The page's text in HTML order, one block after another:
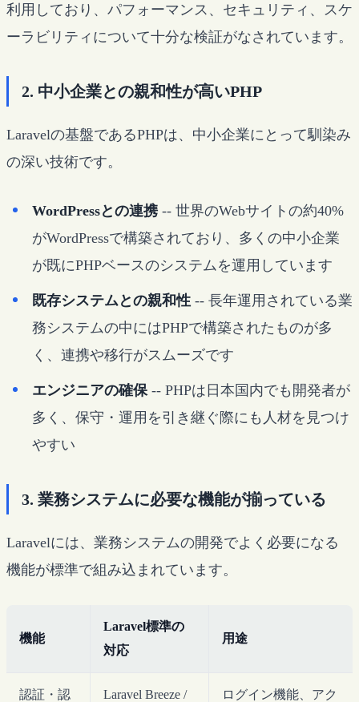
利用しており、パフォーマンス、セキュリティ、スケ
ーラビリティについて十分な検証がなされています。
2. 中小企業との親和性が高いPHP
Laravelの基盤であるPHPは、中小企業にとって馴染み
の深い技術です。
WordPressとの連携-- 世界のWebサイトの約40%
がWordPressで構築されており、多くの中小企業
が既にPHPベースのシステムを運用しています
既存システムとの親和性 -- 長年運用されている業
務システムの中にはPHPで構築されたものが多
く、連携や移行がスムーズです
エンジニアの確保 -- PHPは日本国内でも開発者が
多く、保守・運用を引き継ぐ際にも人材を見つけ
やすい
3. 業務システムに必要な機能が揃っている
Laravelには、業務システムの開発でよく必要になる
機能が標準で組み込まれています。
機能
Laravel標準の
対応
用途
認証・認 Laravel Breeze / ログイン機能、アク